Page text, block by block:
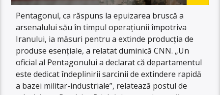
Pentagonul, ca răspuns la epuizarea bruscă a
arsenalului său în timpul operațiunii împotriva
Iranului, ia măsuri pentru a extinde producția de
produse esențiale, a relatat duminică CNN. „Un
oficial al Pentagonului a declarat că departamentul
este dedicat îndeplinirii sarcinii de extindere rapidă
a bazei militar-industriale”, relatează postul de